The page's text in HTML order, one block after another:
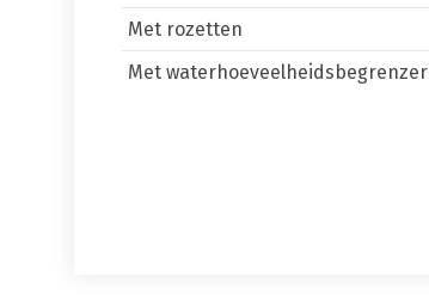
Met rozetten
Met waterhoeveelheidsbegrenzer